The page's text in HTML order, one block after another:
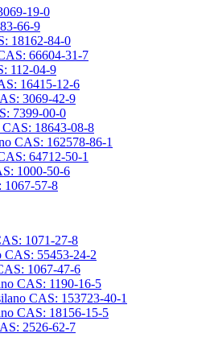
19-0
66-9
18162-84-0
66604-31-7
112-04-9
16415-12-6
3069-42-9
7399-00-0
18643-08-8
CAS: 162578-86-1
64712-50-1
1000-50-6
1067-57-8
1071-27-8
CAS: 55453-24-2
1067-47-6
CAS: 1190-16-5
CAS: 153723-40-1
CAS: 18156-15-5
2526-62-7